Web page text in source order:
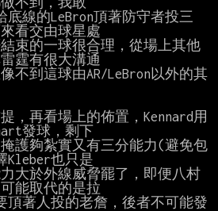
底線的LeBron頂著防守者投三
看交由球星處
束的一球很合理，從場上其他
霆有很大溝通
不到這球由AR/LeBron以外的其
，再看場上的佈置，Kennard用
發球，剩下
護夠紮實又有三分能力(避免包
Kleber也只是
大於外線威脅罷了，即便八村
能取代的是拉
頂著人投的老詹，後者不可能發